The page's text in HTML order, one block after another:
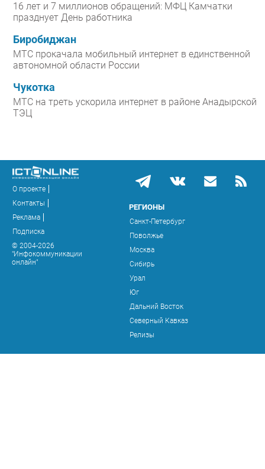
16 лет и 7 миллионов обращений: МФЦ Камчатки
празднует День работника
Биробиджан
МТС прокачала мобильный интернет в единственной
автономной области России
Чукотка
МТС на треть ускорила интернет в районе Анадырской
ТЭЦ
О проекте
Контакты
Реклама
Подписка
© 2004-2026
"Инфокоммуникации
онлайн"
РЕГИОНЫ
Санкт-Петербург
Поволжье
Москва
Сибирь
Урал
Юг
Дальний Восток
Северный Кавказ
Релизы